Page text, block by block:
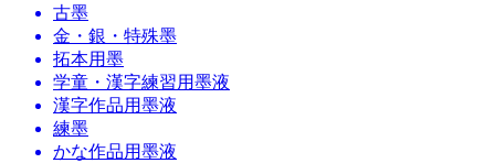
古墨
金・銀・特殊墨
拓本用墨
学童・漢字練習用墨液
漢字作品用墨液
練墨
かな作品用墨液